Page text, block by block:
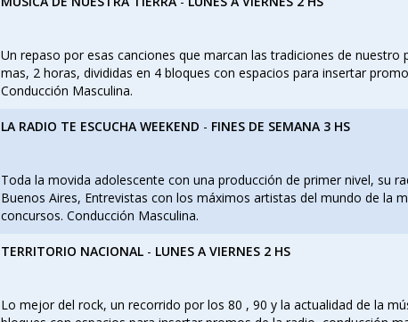
Un repaso por esas canciones que marcan las tradiciones de
mas, 2 horas, divididas en 4 bloques con espacios para insertar
Conducción Masculina.
LA RADIO TE ESCUCHA WEEKEND - FINES DE SEMANA 3 HS
Toda la movida adolescente con una producción de primer nivel, su
Buenos Aires, Entrevistas con los máximos artistas del mundo de la
concursos. Conducción Masculina.
TERRITORIO NACIONAL - LUNES A VIERNES 2 HS
Lo mejor del rock, un recorrido por los 80 , 90 y la actualidad de la